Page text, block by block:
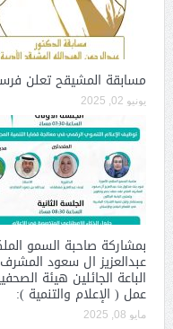
مسابقة المشيقح تعلن
يونيو 02, 2025
بمشاركة صاحبة السمو
عبدالعزيز ال سعود
الباعة الجائلين هيئة
عمل ( الإعلام والتنمية ):
مايو 08, 2025